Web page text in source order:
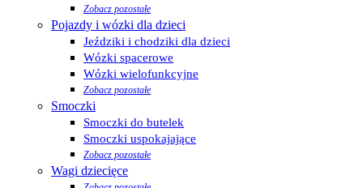
Zobacz pozostałe
Pojazdy i wózki dla dzieci
Jeździki i chodziki dla dzieci
Wózki spacerowe
Wózki wielofunkcyjne
Zobacz pozostałe
Smoczki
Smoczki do butelek
Smoczki uspokajające
Zobacz pozostałe
Wagi dziecięce